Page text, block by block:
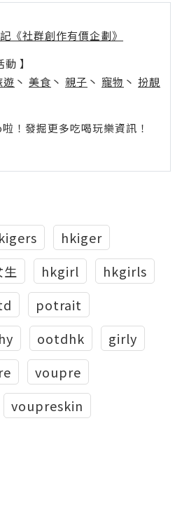
《社群創作有價企劃》
】
遊 丶 美食 丶 親子 丶 寵物 丶 扮靚
！發掘更多吃喝玩樂資訊！
hkiger
hkgirl
hkgirls
potrait
ootdhk
girly
voupre
voupreskin